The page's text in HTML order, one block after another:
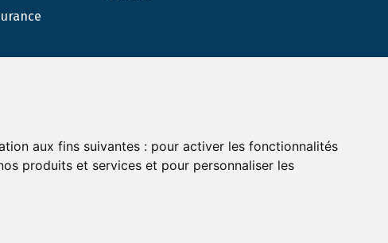
aux fins suivantes : pour activer les fonctionnalités
produits et services et pour personnaliser les